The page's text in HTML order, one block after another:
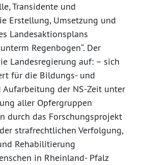
Transidente und
Erstellung, Umsetzung und
Landesaktionsplans
Regenbogen“. Der
Landesregierung auf: – sich
für die Bildungs- und
Aufarbeitung der NS-Zeit unter
aller Opfergruppen
durch das Forschungsprojekt
strafrechtlichen Verfolgung,
Rehabilitierung
in Rheinland- Pfalz